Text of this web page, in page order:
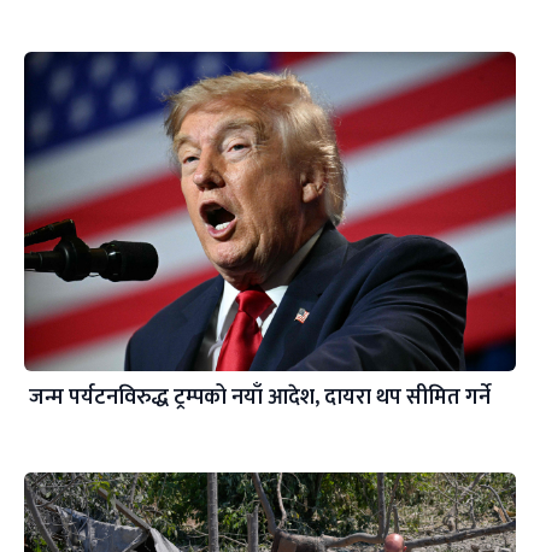
जन्म पर्यटनविरुद्ध ट्रम्पको नयाँ आदेश, दायरा थप सीमित गर्ने